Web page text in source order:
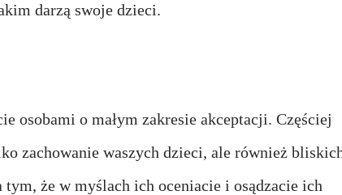
darzą swoje dzieci.
osobami o małym zakresie akceptacji. Częściej
zachowanie waszych dzieci, ale również
tym, że w myślach ich oceniacie i osądzacie ich